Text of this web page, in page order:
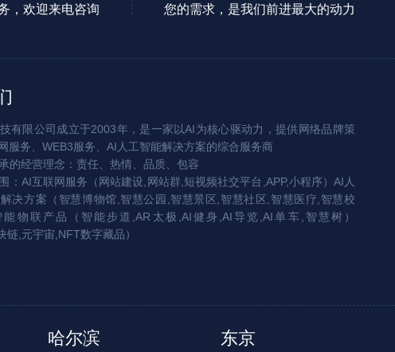
，欢迎来电咨询 您的需求，是我们前进最大的动力
有限公司成立于2003年，是一家以AI为核心驱动力，提供网络品牌策
服务、WEB3服务、AI人工智能解决方案的综合服务商
的经营理念：责任、热情、品质、包容
：AI互联网服务（网站建设,网站群,短视频社交平台,APP,小程序）AI人
决方案（智慧博物馆,智慧公园,智慧景区,智慧社区,智慧医疗,智慧校
能物联产品（智能步道,AR太极,AI健身,AI导览,AI单车,智慧树）
链,元宇宙,NFT数字藏品）
哈尔滨 东京